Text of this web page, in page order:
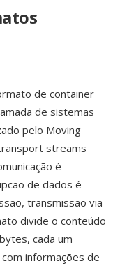
de container
de sistemas
pelo Moving
streams
é
de dados é
transmissão via
divide o conteúdo
cada um
informações de